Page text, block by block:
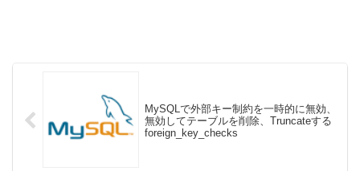
MySQLで外部キー制約を一時的に無効、
無効してテーブルを削除、Truncateする
foreign_key_checks